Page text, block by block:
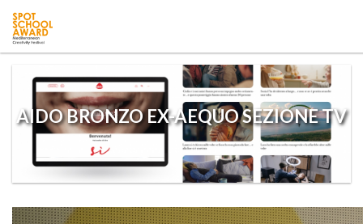
AIDO BRONZO EX-AEQUO SEZIONE TV